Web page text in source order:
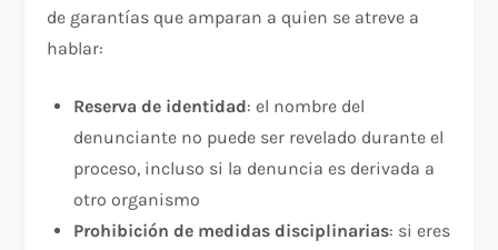
de garantías que amparan a quien se atreve a
hablar:
Reserva de identidad: el nombre del
denunciante no puede ser revelado durante el
proceso, incluso si la denuncia es derivada a
otro organismo
Prohibición de medidas disciplinarias: si eres